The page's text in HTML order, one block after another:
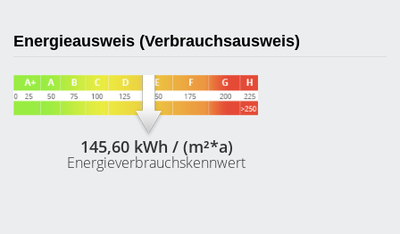
Energieausweis (Verbrauchsausweis)
145,60 kWh / (m²*a)
Energieverbrauchskennwert